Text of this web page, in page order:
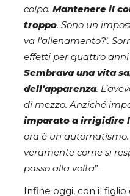
colpo. Mantenere il
troppo. Sono un
va l’allenamento?’.
effetti per quattro
Sembrava una vita
dell’apparenza.
di mezzo. Anziché
imparato a irrigidire
ora è un automatismo.
veramente come si
passo alla volta”.
Infine oggi, con il